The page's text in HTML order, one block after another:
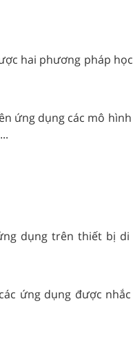
hai phương pháp
ứng dụng các mô
dụng trên thiết bị
ứng dụng được